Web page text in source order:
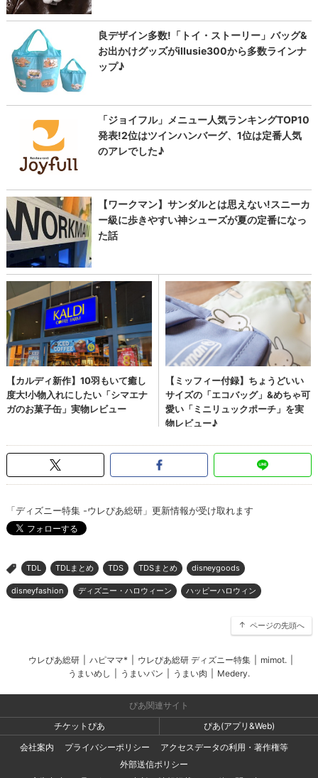
「ディズニー特集 -ウレぴあ総研」更新情報が受け取れます
> TDL TDLまとめ TDS TDSまとめ disneygoods
disneyfashion ディズニー・ハロウィーン ハッピーハロウィン
ページの先頭へ
ウレぴあ総研 ハピママ* ウレぴあ総研 ディズニー特集 mimot.
うまいめし
うまいパン うまい肉 Medery.
ぴあ関連サイト
チケットぴあ
ぴあ(アプリ&Web)
会社案内
プライバシーポリシー
アクセスデータの利用・著作権等
外部送信ポリシー